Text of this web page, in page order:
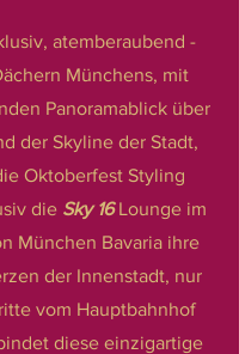
atemberaubend -
Münchens, mit
Panoramablick über
der Skyline der Stadt,
Oktoberfest Styling
die Sky 16Lounge im
München Bavaria ihre
der Innenstadt, nur
vom Hauptbahnhof
diese einzigartige